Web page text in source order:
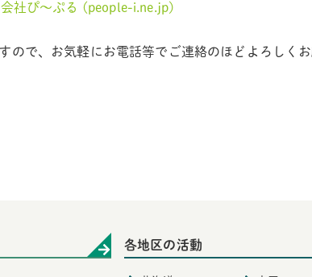
社ぴ～ぷる (people-i.ne.jp)
ので、お気軽にお電話等でご連絡のほどよろし
各地区の活動